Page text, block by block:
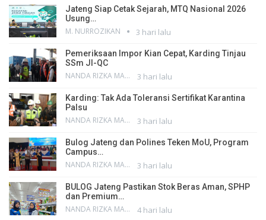
Jateng Siap Cetak Sejarah, MTQ Nasional 2026
Usung…
M. NURROZIKAN 3 hari lalu
Pemeriksaan Impor Kian Cepat, Karding Tinjau
SSm JI-QC
NANDA RIZKA MAHENDRA 3 hari lalu
Karding: Tak Ada Toleransi Sertifikat Karantina
Palsu
NANDA RIZKA MAHENDRA 3 hari lalu
Bulog Jateng dan Polines Teken MoU, Program
Campus…
NANDA RIZKA MAHENDRA 3 hari lalu
BULOG Jateng Pastikan Stok Beras Aman, SPHP
dan Premium…
NANDA RIZKA MAHENDRA 4 hari lalu